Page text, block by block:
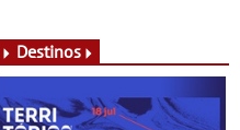
Destinos